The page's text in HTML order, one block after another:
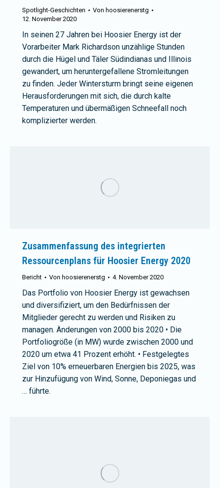
Spotlight-Geschichten Von hoosierenerstg
12. November 2020
In seinen 27 Jahren bei Hoosier Energy ist der
Vorarbeiter Mark Richardson unzählige Stunden
durch die Hügel und Täler Südindianas und Illinois
gewandert, um heruntergefallene Stromleitungen
zu finden. Jeder Wintersturm bringt seine eigenen
Herausforderungen mit sich, die durch kalte
Temperaturen und übermäßigen Schneefall noch
komplizierter werden.
Zusammenfassung des integrierten
Ressourcenplans für Hoosier Energy 2020
Bericht Von hoosierenerstg 4. November 2020
Das Portfolio von Hoosier Energy ist gewachsen
und diversifiziert, um den Bedürfnissen der
Mitglieder gerecht zu werden und Risiken zu
managen. Änderungen von 2000 bis 2020 • Die
Portfoliogröße (in MW) wurde zwischen 2000 und
2020 um etwa 41 Prozent erhöht. • Festgelegtes
Ziel von 10% erneuerbaren Energien bis 2025, was
zur Hinzufügung von Wind, Sonne, Deponiegas und
… führte.